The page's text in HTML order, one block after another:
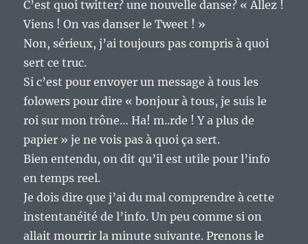
C’est quoi twitter? une nouvelle danse? « Allez !
Viens ! On vas danser le Tweet ! »
Non, sérieux, j’ai toujours pas compris à quoi
sert ce truc.
Si c’est pour envoyer un message à tous les
folowers pour dire « bonjour à tous, je suis le
roi sur mon trône… Ha! m..rde ! Y a plus de
papier » je ne vois pas à quoi ça sert.
Bien entendu, on dit qu’il est utile pour l’info
en temps reel.
Je dois dire que j’ai du mal comprendre à cette
instentanéité de l’info. Un peu comme si on
allait mourrir la minute suivante. Prenons le